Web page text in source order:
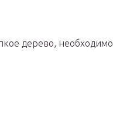
дерево, необходимо